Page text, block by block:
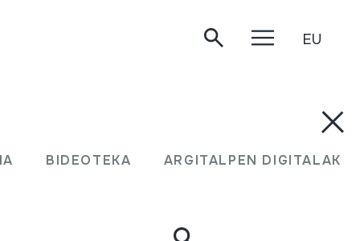
BIDEOTEKA ARGITALPEN DIGITALAK
EU